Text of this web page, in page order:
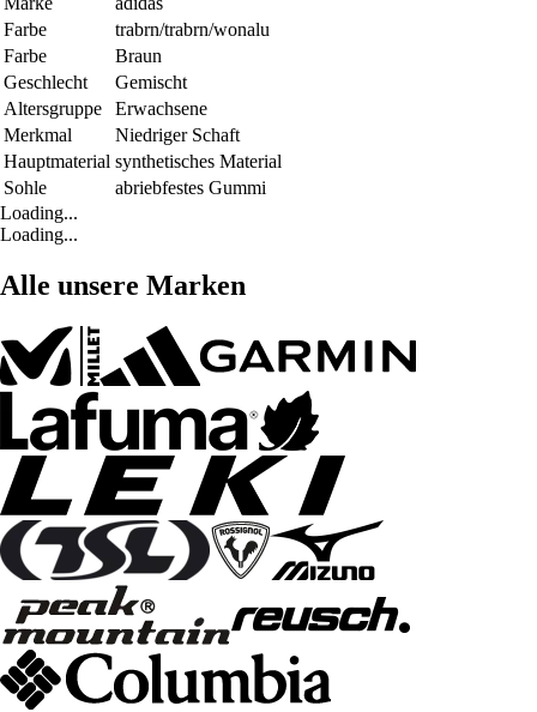
Farbe
trabrn/trabrn/wonalu
Farbe
Braun
Geschlecht
Gemischt
Altersgruppe
Erwachsene
Merkmal
Niedriger Schaft
Hauptmaterial synthetisches Material
Sohle
abriebfestes Gummi
Loading...
Loading...
Alle unsere Marken